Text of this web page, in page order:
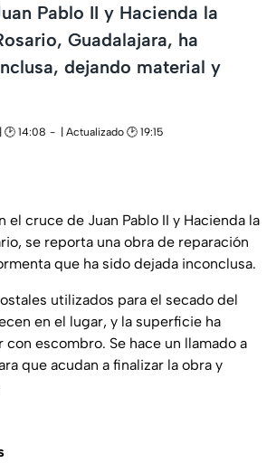
Pablo II y Hacienda la
Guadalajara, ha
dejando material y
🕑 14:08
| Actualizado 🕑 19:15
el cruce de Juan Pablo II y Hacienda la
se reporta una obra de reparación
que ha sido dejada inconclusa.
utilizados para el secado del
en el lugar, y la superficie ha
escombro. Se hace un llamado a
que acudan a finalizar la obra y